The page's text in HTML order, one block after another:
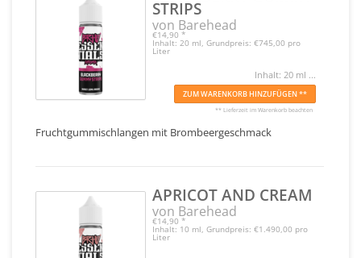
STRIPS
von Barehead
€14,90 *
Inhalt: 20 ml, Grundpreis: €745,00 pro
Liter
Inhalt: 20 ml ...
ZUM WARENKORB HINZUFÜGEN **
** Lieferzeit im Warenkorb beachten
Fruchtgummischlangen mit Brombeergeschmack
APRICOT AND CREAM
von Barehead
€14,90 *
Inhalt: 10 ml, Grundpreis: €1.490,00 pro
Liter